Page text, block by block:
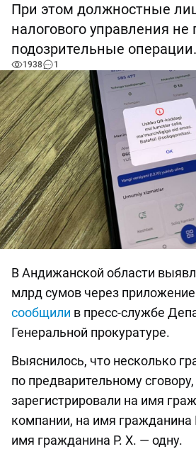
При этом должностные
налогового управления не
подозрительные операции.
1938 1
В Андижанской области
млрд сумов через
сообщили в пресс-службе
Генеральной прокуратуре.
Выяснилось, что несколько
по предварительному сговору,
зарегистрировали на имя
компании, на имя
имя гражданина Р. Х. — одну.